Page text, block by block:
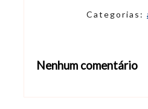
Categorias:
Nenhum comentário